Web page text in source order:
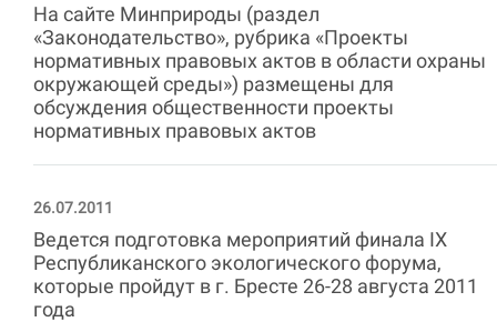
На сайте Минприроды (раздел
«Законодательство», рубрика «Проекты
нормативных правовых актов в области охраны
окружающей среды») размещены для
обсуждения общественности проекты
нормативных правовых актов
26.07.2011
Ведется подготовка мероприятий финала IX
Республиканского экологического форума,
которые пройдут в г. Бресте 26-28 августа 2011
года